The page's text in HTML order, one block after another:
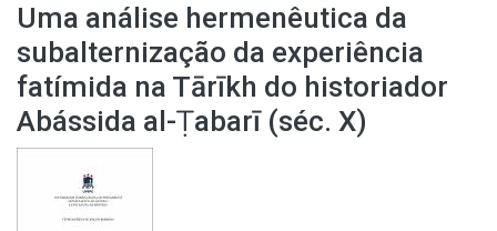
Uma análise hermenêutica da
subalternização da experiência
fatímida na Tārīkh do historiador
Abássida al-Ṭabarī (séc. X)